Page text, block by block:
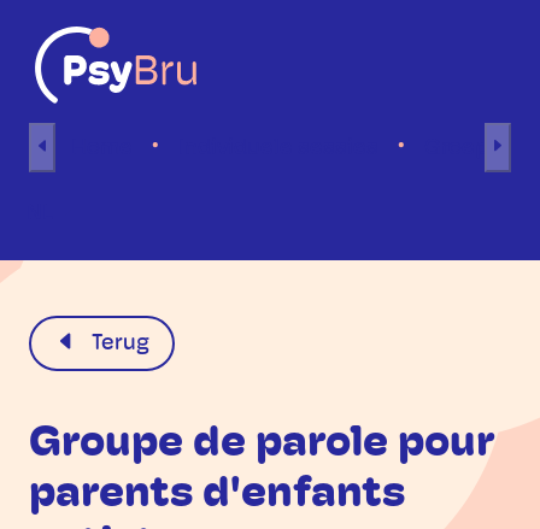
Terug
Groupe de parole pour
parents d'enfants